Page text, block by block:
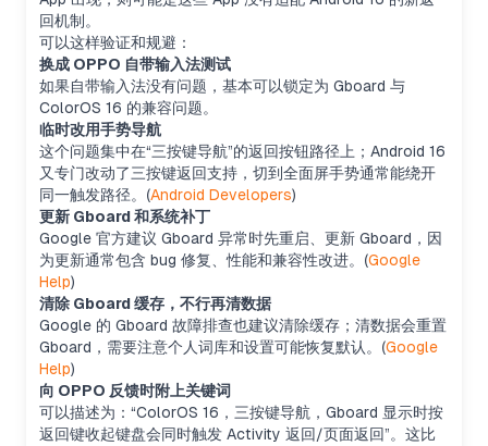
回机制。
可以这样验证和规避：
换成 OPPO 自带输入法测试
如果自带输入法没有问题，基本可以锁定为 Gboard 与
ColorOS 16 的兼容问题。
临时改用手势导航
这个问题集中在“三按键导航”的返回按钮路径上；Android 16
又专门改动了三按键返回支持，切到全面屏手势通常能绕开
同一触发路径。(Android Developers)
更新 Gboard 和系统补丁
Google 官方建议 Gboard 异常时先重启、更新 Gboard，因
为更新通常包含 bug 修复、性能和兼容性改进。(Google
Help)
清除 Gboard 缓存，不行再清数据
Google 的 Gboard 故障排查也建议清除缓存；清数据会重置
Gboard，需要注意个人词库和设置可能恢复默认。(Google
Help)
向 OPPO 反馈时附上关键词
可以描述为：“ColorOS 16，三按键导航，Gboard 显示时按
返回键收起键盘会同时触发 Activity 返回/页面返回”。这比